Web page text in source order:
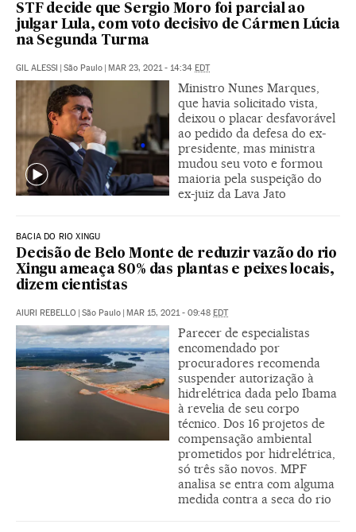
STF decide que Sergio Moro foi parcial ao
julgar Lula, com voto decisivo de Cármen Lúcia
na Segunda Turma
GIL ALESSI São Paulo MAR 23, 2021 - 14:34 EDT
Ministro Nunes Marques,
que havia solicitado vista,
deixou o placar desfavorável
ao pedido da defesa do ex-
presidente, mas ministra
mudou seu voto e formou
maioria pela suspeição do
ex-juiz da Lava Jato
BACIA DO RIO XINGU
Decisão de Belo Monte de reduzir vazão do rio
Xingu ameaça 80% das plantas e peixes locais,
dizem cientistas
AIURI REBELLO São Paulo MAR 15, 2021 - 09:48 EDT
Parecer de especialistas
encomendado por
procuradores recomenda
suspender autorização à
hidrelétrica dada pelo Ibama
à revelia de seu corpo
técnico. Dos 16 projetos de
compensação ambiental
prometidos por hidrelétrica,
só três são novos. MPF
analisa se entra com alguma
medida contra a seca do rio